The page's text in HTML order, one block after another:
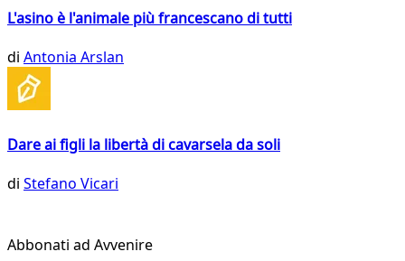
L'asino è l'animale più francescano di tutti
di Antonia Arslan
Dare ai figli la libertà di cavarsela da soli
di Stefano Vicari
Abbonati ad Avvenire